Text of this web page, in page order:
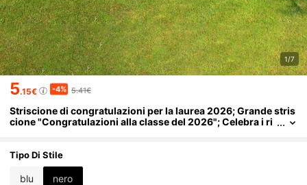
1/7
5.15€ -4% 5.41€
Striscione di congratulazioni per la laurea 2026; Grande stris
cione "Congratulazioni alla classe del 2026"; Celebra i ri
no e decorazioni per vacanze
Tipo Di Stile
blu nero